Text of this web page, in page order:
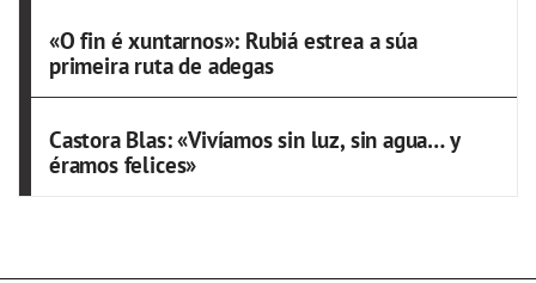
«O fin é xuntarnos»: Rubiá estrea a súa
primeira ruta de adegas
Castora Blas: «Vivíamos sin luz, sin agua… y
éramos felices»